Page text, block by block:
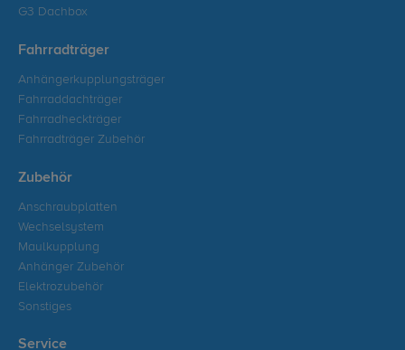
G3 Dachbox
Fahrradträger
Anhängerkupplungsträger
Fahrraddachträger
Fahrradheckträger
Fahrradträger Zubehör
Zubehör
Anschraubplatten
Wechselsystem
Maulkupplung
Anhänger Zubehör
Elektrozubehör
Sonstiges
Service